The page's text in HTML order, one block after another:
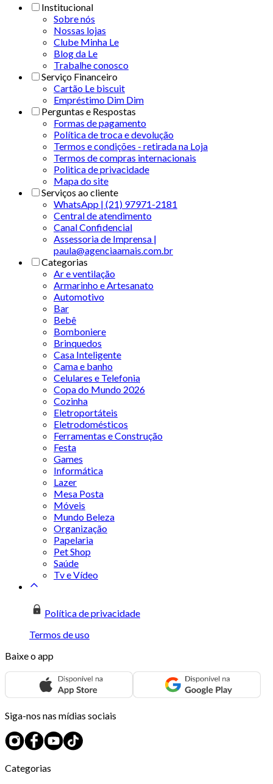
Institucional
Sobre nós
Nossas lojas
Clube Minha Le
Blog da Le
Trabalhe conosco
Serviço Financeiro
Cartão Le biscuit
Empréstimo Dim Dim
Perguntas e Respostas
Formas de pagamento
Política de troca e devolução
Termos e condições - retirada na Loja
Termos de compras internacionais
Politica de privacidade
Mapa do site
Serviços ao cliente
WhatsApp | (21) 97971-2181
Central de atendimento
Canal Confidencial
Assessoria de Imprensa |
paula@agenciaamais.com.br
Categorias
Ar e ventilação
Armarinho e Artesanato
Automotivo
Bar
Bebê
Bomboniere
Brinquedos
Casa Inteligente
Cama e banho
Celulares e Telefonia
Copa do Mundo 2026
Cozinha
Eletroportáteis
Eletrodomésticos
Ferramentas e Construção
Festa
Games
Informática
Lazer
Mesa Posta
Móveis
Mundo Beleza
Organização
Papelaria
Pet Shop
Saúde
Tv e Vídeo
Política de privacidade
Termos de uso
Baixe o app
Siga-nos nas mídias sociais
Categorias